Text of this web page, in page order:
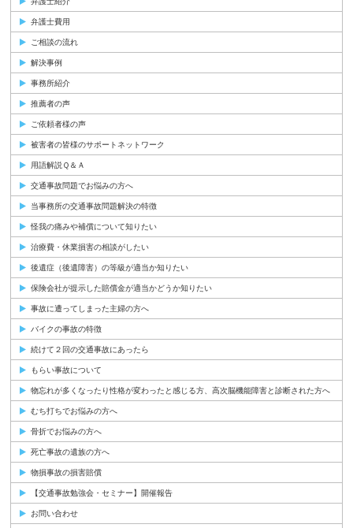
弁護士費用
ご相談の流れ
解決事例
事務所紹介
推薦者の声
ご依頼者様の声
被害者の皆様のサポートネットワーク
用語解説Ｑ＆Ａ
交通事故問題でお悩みの方へ
当事務所の交通事故問題解決の特徴
怪我の痛みや補償について知りたい
治療費・休業損害の相談がしたい
後遺症（後遺障害）の等級が適当か知りたい
保険会社が提示した賠償金が適当かどうか知りたい
事故に遭ってしまった主婦の方へ
バイクの事故の特徴
続けて２回の交通事故にあったら
もらい事故について
物忘れが多くなったり性格が変わったと感じる方、高次脳機能障害と診断された方へ
むち打ちでお悩みの方へ
骨折でお悩みの方へ
死亡事故の遺族の方へ
物損事故の損害賠償
【交通事故勉強会・セミナー】開催報告
お問い合わせ